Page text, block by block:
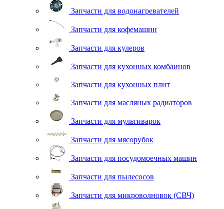
Запчасти для водонагревателей
Запчасти для кофемашин
Запчасти для кулеров
Запчасти для кухонных комбаинов
Запчасти для кухонных плит
Запчасти для масляных радиаторов
Запчасти для мультиварок
Запчасти для мясорубок
Запчасти для посудомоечных машин
Запчасти для пылесосов
Запчасти для микроволновок (СВЧ)